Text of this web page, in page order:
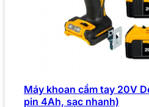
Máy khoan cầm tay 20V
pin 4Ah, sạc nhanh)